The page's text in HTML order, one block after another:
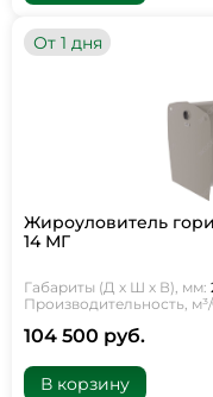
От 1 дня
Жироуловитель
14 МГ
Габариты (Д х Ш х В), мм:
Производительность, м³/
104 500 руб.
В корзину